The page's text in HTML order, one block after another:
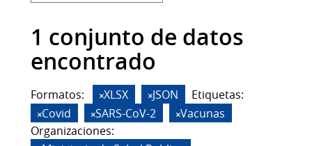
1 conjunto de datos
encontrado
Formatos: XLSX JSON
Etiquetas:
Covid
SARS-CoV-2
Vacunas
Organizaciones: